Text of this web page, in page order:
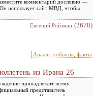
комментарий дословно —
использует сайт МВД, чтобы
Евгений Ройзман (2678)
Анализ, события, факты
из Ирана 26
принадлежит всему
представитель